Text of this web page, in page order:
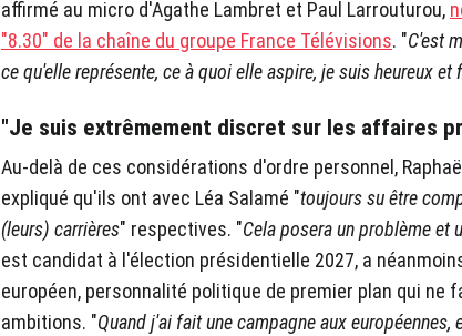
affirmé au micro d'Agathe Lambret et Paul Larrouturou,
"8.30" de la chaîne du groupe France Télévisions. "C'est
ce qu'elle représente, ce à quoi elle aspire, je suis heureux
"Je suis extrêmement discret sur les affaires
Au-delà de ces considérations d'ordre personnel,
expliqué qu'ils ont avec Léa Salamé "toujours su être
(leurs) carrières" respectives. "Cela posera un problème et
est candidat à l'élection présidentielle 2027, a
européen, personnalité politique de premier plan qui ne
ambitions. "Quand j'ai fait une campagne aux européennes,